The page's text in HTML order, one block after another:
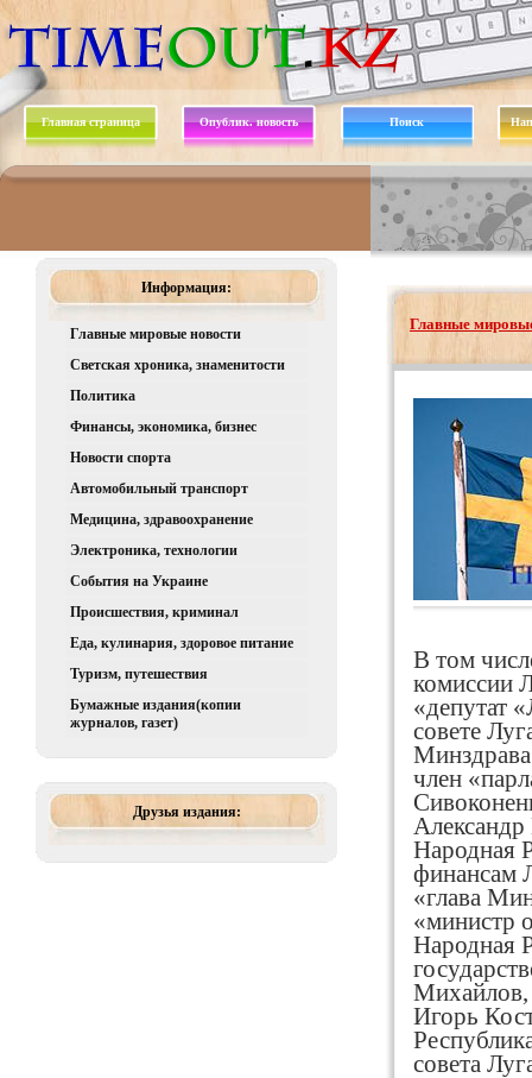
Главная страница Опублик. новость Поиск
Информация:
Главные мировые новости
Светская хроника, знаменитости
Политика
Финансы, экономика, бизнес
Новости спорта
Автомобильный транспорт
Медицина, здравоохранение
Электроника, технологии
События на Украине
Происшествия, криминал
Еда, кулинария, здоровое питание
Туризм, путешествия
Бумажные издания(копии
журналов, газет)
Друзья издания:
Главные
В том
комиссии
«депутат
совете
член
Народная
финансам
«глава
«министр
Народная
Михайлов,
Игорь
совета